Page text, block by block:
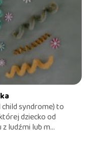
syndrome) to
dziecko od
ludźmi lub m...